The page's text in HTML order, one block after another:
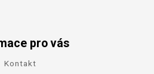
pro vás
Kontakt